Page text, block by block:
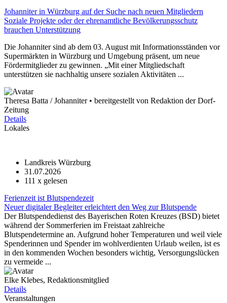
Johanniter in Würzburg auf der Suche nach neuen Mitgliedern
Soziale Projekte oder der ehrenamtliche Bevölkerungsschutz
brauchen Unterstützung
Die Johanniter sind ab dem 03. August mit Informationsständen vor
Supermärkten in Würzburg und Umgebung präsent, um neue
Fördermitglieder zu gewinnen. „Mit einer Mitgliedschaft
unterstützen sie nachhaltig unsere sozialen Aktivitäten ...
Theresa Batta / Johanniter • bereitgestellt von Redaktion der Dorf-
Zeitung
Details
Lokales
Landkreis Würzburg
31.07.2026
111 x gelesen
Ferienzeit ist Blutspendezeit
Neuer digitaler Begleiter erleichtert den Weg zur Blutspende
Der Blutspendedienst des Bayerischen Roten Kreuzes (BSD) bietet
während der Sommerferien im Freistaat zahlreiche
Blutspendetermine an. Aufgrund hoher Temperaturen und weil viele
Spenderinnen und Spender im wohlverdienten Urlaub weilen, ist es
in den kommenden Wochen besonders wichtig, Versorgungslücken
zu vermeide ...
Elke Klebes, Redaktionsmitglied
Details
Veranstaltungen